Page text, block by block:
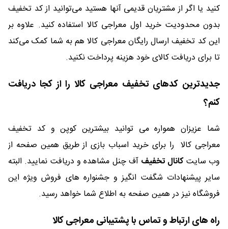
کنید یا اگر از مشتریان قدیمی آنها هستید می‌توانید از کد تخفیف
بدون محدودیت خرید اول معراجی کالا استفاده کنید. علاوه بر
این کد تخفیف ارسال رایگان معراجی کالا هم به شما کمک می‌کند
تا برای دریافت کالای خود هزینه پرداخت نکنید.
جدیدترین کدهای تخفیف معراجی کالا را از کجا دریافت
کنم؟
شما عزیزان همواره می توانید بیشترین کوپن و کد تخفیف
معراجی کالا را برای خرید اسباب بازی از طریق همین صفحه از
وب سایتکانال تخفیف آف چنل مشاهده و دریافت نمایید. البته
سایر پیشنهادات شگفت انگیز و جشنواره های فروش ویژه این
فروشگاه نیز در همین صفحه به اطلاع شما خواهد رسید.
راه های ارتباط و تماس با پشتیبانی معراجی کالا